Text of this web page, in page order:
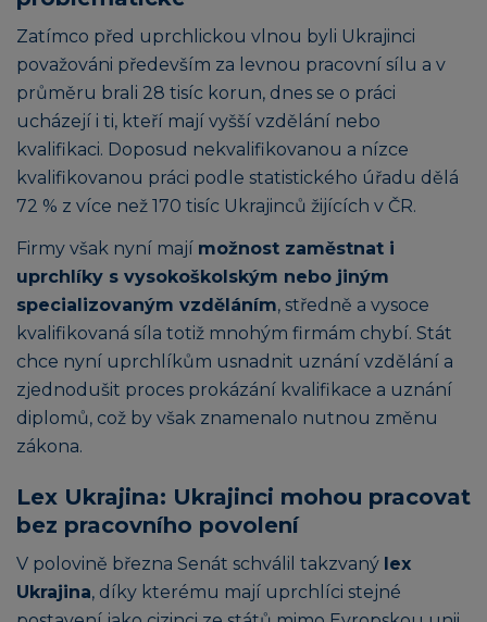
Zatímco před uprchlickou vlnou byli Ukrajinci
považováni především za levnou pracovní sílu a v
průměru brali 28 tisíc korun, dnes se o práci
ucházejí i ti, kteří mají vyšší vzdělání nebo
kvalifikaci. Doposud nekvalifikovanou a nízce
kvalifikovanou práci podle statistického úřadu dělá
72 % z více než 170 tisíc Ukrajinců žijících v ČR.
Firmy však nyní mají možnost zaměstnat i
uprchlíky s vysokoškolským nebo jiným
specializovaným vzděláním, středně a vysoce
kvalifikovaná síla totiž mnohým firmám chybí. Stát
chce nyní uprchlíkům usnadnit uznání vzdělání a
zjednodušit proces prokázání kvalifikace a uznání
diplomů, což by však znamenalo nutnou změnu
zákona.
Lex Ukrajina: Ukrajinci mohou pracovat
bez pracovního povolení
V polovině března Senát schválil takzvaný lex
Ukrajina, díky kterému mají uprchlíci stejné